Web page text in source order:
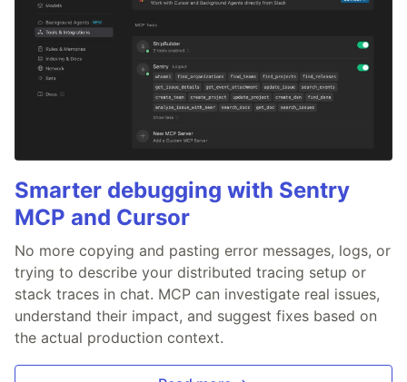
Smarter debugging with Sentry
MCP and Cursor
No more copying and pasting error messages, logs, or
trying to describe your distributed tracing setup or
stack traces in chat. MCP can investigate real issues,
understand their impact, and suggest fixes based on
the actual production context.